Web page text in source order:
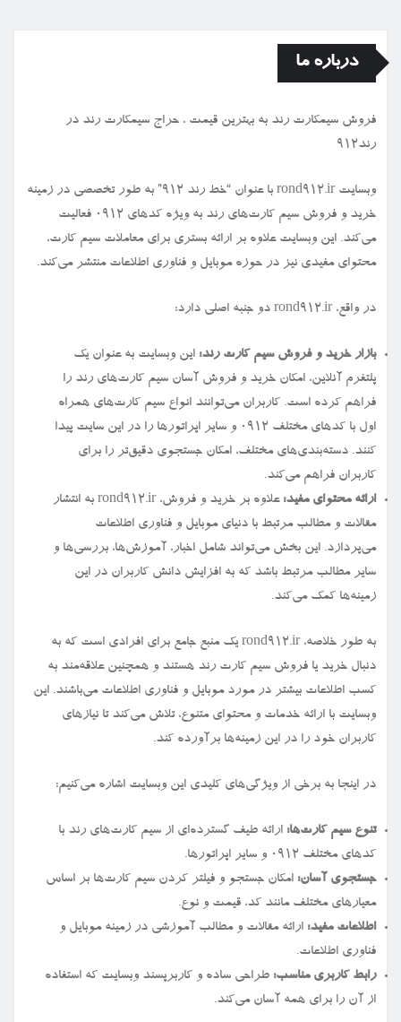
درباره ما
فروش سیمكارت رند به بهترین قیمت ، حراج سیمكارت رند در
رند912
وبسایت rond912.ir با عنوان “خط رند ۹۱۲” به طور تخصصی در زمینه
خرید و فروش سیم کارت‌های رند به ویژه کدهای ۰۹۱۲ فعالیت
می‌کند. این وبسایت علاوه بر ارائه بستری برای معاملات سیم کارت،
محتوای مفیدی نیز در حوزه موبایل و فناوری اطلاعات منتشر می‌کند.
در واقع، rond912.ir دو جنبه اصلی دارد:
بازار خرید و فروش سیم کارت رند: این وبسایت به عنوان یک
پلتفرم آنلاین، امکان خرید و فروش آسان سیم کارت‌های رند را
فراهم کرده است. کاربران می‌توانند انواع سیم کارت‌های همراه
اول با کدهای مختلف ۰۹۱۲ و سایر اپراتورها را در این سایت پیدا
کنند. دسته‌بندی‌های مختلف، امکان جستجوی دقیق‌تر را برای
کاربران فراهم می‌کند.
ارائه محتوای مفید:
علاوه بر خرید و فروش، rond912.ir به انتشار
مقالات و مطالب مرتبط با دنیای موبایل و فناوری اطلاعات
می‌پردازد. این بخش می‌تواند شامل اخبار، آموزش‌ها، بررسی‌ها و
سایر مطالب مرتبط باشد که به افزایش دانش کاربران در این
زمینه‌ها کمک می‌کند.
به طور خلاصه، rond912.ir یک منبع جامع برای افرادی است که به
دنبال خرید یا فروش سیم کارت رند هستند و همچنین علاقه‌مند به
کسب اطلاعات بیشتر در مورد موبایل و فناوری اطلاعات می‌باشند. این
وبسایت با ارائه خدمات و محتوای متنوع، تلاش می‌کند تا نیازهای
کاربران خود را در این زمینه‌ها برآورده کند.
در اینجا به برخی از ویژگی‌های کلیدی این وبسایت اشاره می‌کنیم:
تنوع سیم کارت‌ها: ارائه طیف گسترده‌ای از سیم کارت‌های رند با
کدهای مختلف ۰۹۱۲ و سایر اپراتورها.
جستجوی آسان: امکان جستجو و فیلتر کردن سیم کارت‌ها بر اساس
معیارهای مختلف مانند کد، قیمت و نوع.
اطلاعات مفید: ارائه مقالات و مطالب آموزشی در زمینه موبایل و
فناوری اطلاعات.
رابط کاربری مناسب: طراحی ساده و کاربرپسند وبسایت که استفاده
از آن را برای همه آسان می‌کند.